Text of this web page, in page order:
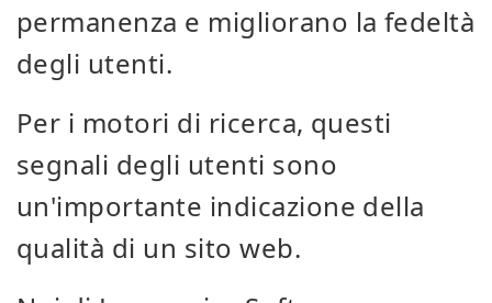
permanenza e migliorano la fedeltà
degli utenti.
Per i motori di ricerca, questi
segnali degli utenti sono
un'importante indicazione della
qualità di un sito web.